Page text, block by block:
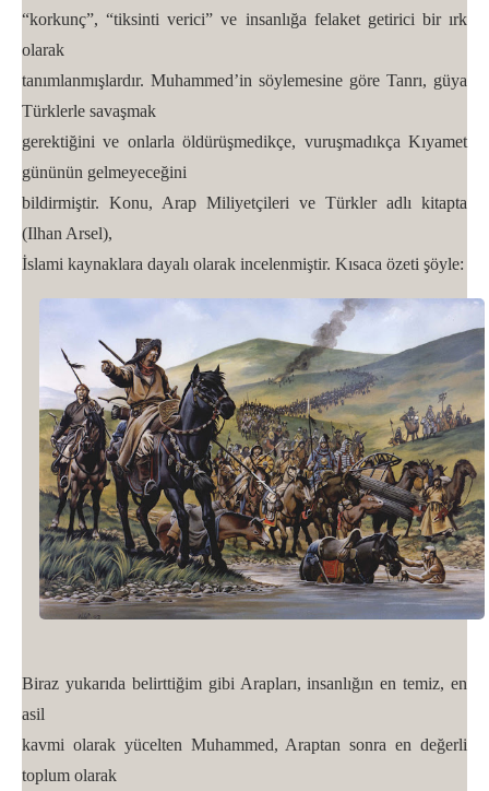
“korkunç”, “tiksinti verici” ve insanlığa felaket getirici bir ırk
olarak
tanımlanmışlardır. Muhammed’in söylemesine göre Tanrı, güya
Türklerle savaşmak
gerektiğini ve onlarla öldürüşmedikçe, vuruşmadıkça Kıyamet
gününün gelmeyeceğini
bildirmiştir. Konu, Arap Miliyetçileri ve Türkler adlı kitapta
(Ilhan Arsel),
İslami kaynaklara dayalı olarak incelenmiştir. Kısaca özeti şöyle:
Biraz yukarıda belirttiğim gibi Arapları, insanlığın en temiz, en
asil
kavmi olarak yücelten Muhammed, Araptan sonra en değerli
toplum olarak